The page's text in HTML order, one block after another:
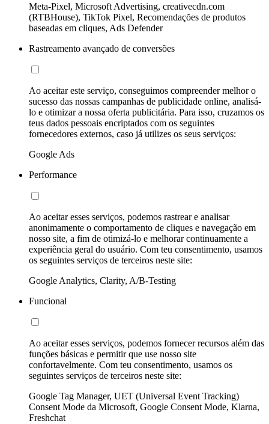
Meta-Pixel, Microsoft Advertising, creativecdn.com
(RTBHouse), TikTok Pixel, Recomendações de produtos
baseadas em cliques, Ads Defender
Rastreamento avançado de conversões
Ao aceitar este serviço, conseguimos compreender melhor o
sucesso das nossas campanhas de publicidade online, analisá-
lo e otimizar a nossa oferta publicitária. Para isso, cruzamos os
teus dados pessoais encriptados com os seguintes
fornecedores externos, caso já utilizes os seus serviços:
Google Ads
Performance
Ao aceitar esses serviços, podemos rastrear e analisar
anonimamente o comportamento de cliques e navegação em
nosso site, a fim de otimizá-lo e melhorar continuamente a
experiência geral do usuário. Com teu consentimento, usamos
os seguintes serviços de terceiros neste site:
Google Analytics, Clarity, A/B-Testing
Funcional
Ao aceitar esses serviços, podemos fornecer recursos além das
funções básicas e permitir que use nosso site
confortavelmente. Com teu consentimento, usamos os
seguintes serviços de terceiros neste site:
Google Tag Manager, UET (Universal Event Tracking)
Consent Mode da Microsoft, Google Consent Mode, Klarna,
Freshchat